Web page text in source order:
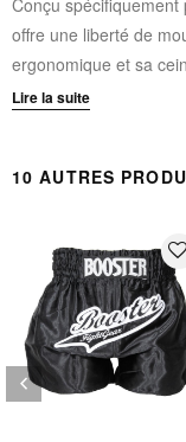
Conçu
offre une liberté de
ergonomique et sa
respiration durant
Ceinture étroite
Patch de finition
Étiquette tissée
Lire la suite
10 AUTRES
favorite_border
Précédent
keyboard_arrow_left